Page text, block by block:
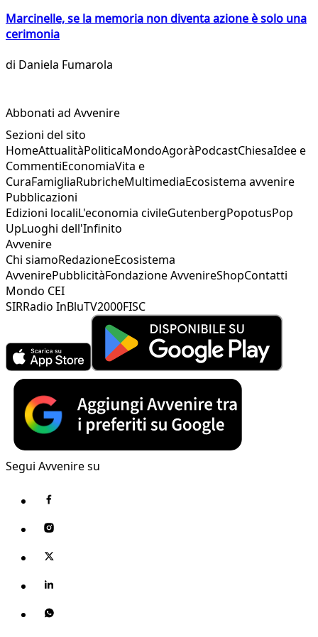
Marcinelle, se la memoria non diventa azione è solo una
cerimonia
di Daniela Fumarola
Abbonati ad Avvenire
Sezioni del sito
HomeAttualitàPoliticaMondoAgoràPodcastChiesaIdee e
CommentiEconomiaVita e
CuraFamigliaRubricheMultimediaEcosistema avvenire
Pubblicazioni
Edizioni localiL'economia civileGutenbergPopotusPop
UpLuoghi dell'Infinito
Avvenire
Chi siamoRedazioneEcosistema
AvvenirePubblicitàFondazione AvvenireShopContatti
Mondo CEI
SIRRadio InBluTV2000FISC
Segui Avvenire su